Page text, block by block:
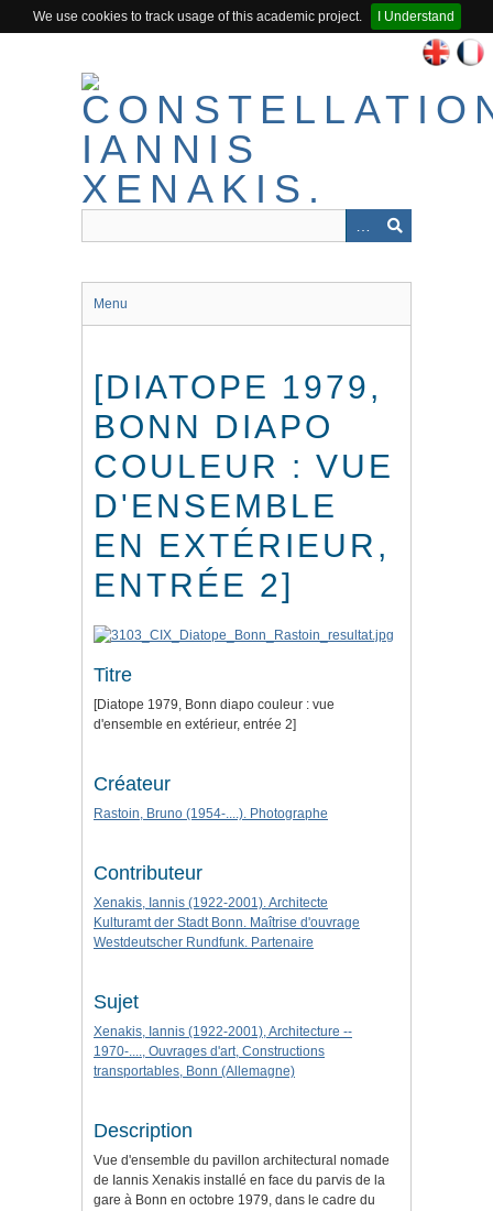
We use cookies to track usage of this academic project.
I Understand
Menu
[DIATOPE 1979,
BONN DIAPO
COULEUR : VUE
D'ENSEMBLE
EN EXTÉRIEUR,
ENTRÉE 2]
Titre
[Diatope 1979, Bonn diapo couleur : vue
d'ensemble en extérieur, entrée 2]
Créateur
Rastoin, Bruno (1954-....). Photographe
Contributeur
Xenakis, Iannis (1922-2001). Architecte
Kulturamt der Stadt Bonn. Maîtrise d'ouvrage
Westdeutscher Rundfunk. Partenaire
Sujet
Xenakis, Iannis (1922-2001), Architecture --
1970-...., Ouvrages d'art, Constructions
transportables, Bonn (Allemagne)
Description
Vue d'ensemble du pavillon architectural nomade
de Iannis Xenakis installé en face du parvis de la
gare à Bonn en octobre 1979, dans le cadre du